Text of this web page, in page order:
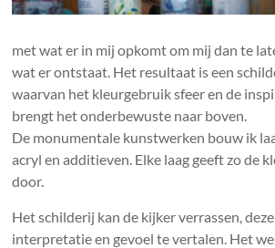
met wat er in mij opkomt om mij dan te
wat er ontstaat. Het resultaat is een
waarvan het kleurgebruik sfeer en de
brengt het onderbewuste naar boven.
De monumentale kunstwerken bouw ik
acryl en additieven. Elke laag geeft zo de
door.
Het schilderij kan de kijker verrassen,
interpretatie en gevoel te vertalen. Het